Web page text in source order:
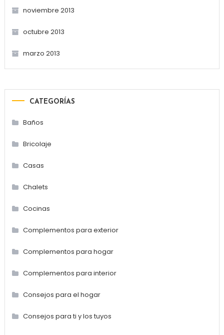
noviembre 2013
octubre 2013
marzo 2013
CATEGORÍAS
Baños
Bricolaje
Casas
Chalets
Cocinas
Complementos para exterior
Complementos para hogar
Complementos para interior
Consejos para el hogar
Consejos para ti y los tuyos